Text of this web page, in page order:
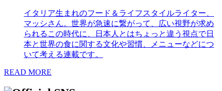
イタリア生まれのフード＆ライフスタイルライター、
マッシさん。世界が急速に繋がって、広い視野が求め
られるこの時代に、日本人とはちょっと違う視点で日
本と世界の食に関する文化や習慣、メニューなどにつ
いて考える連載です。
READ MORE